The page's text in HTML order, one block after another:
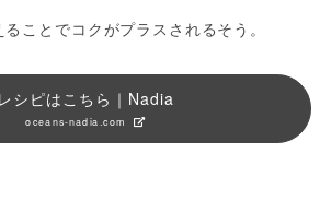
ことでコクがプラスされるそう。
レシピはこちら｜Nadia
oceans-nadia.com